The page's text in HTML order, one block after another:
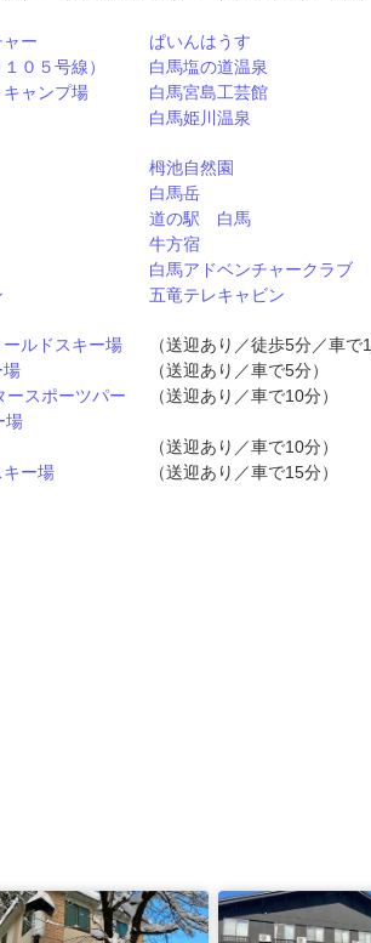
ー ぱいんはうす
０５号線）
白馬塩の道温泉
ャンプ場
白馬宮島工芸館
白馬姫川温泉
栂池自然園
白馬岳
道の駅 白馬
牛方宿
白馬アドベンチャークラブ
五竜テレキャビン
ルドスキー場
（送迎あり／徒歩5分／車で1
場
（送迎あり／車で5分）
ースポーツパー
場
（送迎あり／車で10分）
（送迎あり／車で10分）
キー場
（送迎あり／車で15分）